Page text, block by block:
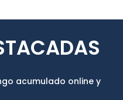
acumulado online y